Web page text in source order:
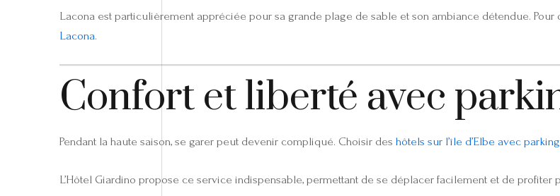
Lacona est particulièrement appréciée pour sa grande plage de sable et son ambiance détendue.
Lacona.
Confort et liberté avec
Pendant la haute saison, se garer peut devenir compliqué. Choisir des hôtels sur l’île d’Elbe avec parking
L’Hôtel Giardino propose ce service indispensable, permettant de se déplacer facilement et de profiter